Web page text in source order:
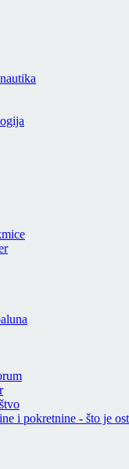
i pokretnine - što je